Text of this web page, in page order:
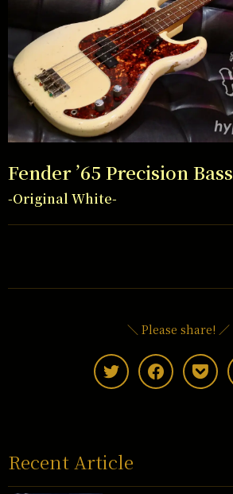
Fender ’65 Precision Bass
-Original White-
＼ Please share! ／
Recent Article